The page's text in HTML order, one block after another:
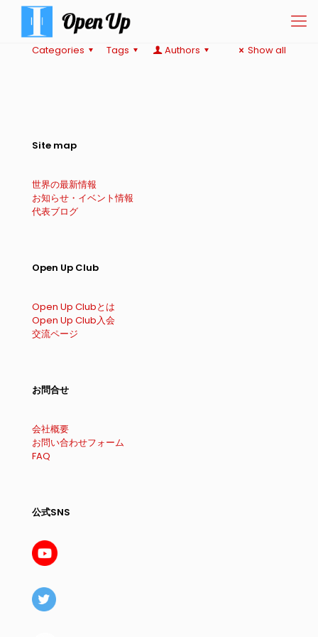
Categories Tags Authors Show all
Site map
世界の最新情報
お知らせ・イベント情報
代表ブログ
Open Up Club
Open Up Clubとは
Open Up Club入会
交流ページ
お問合せ
会社概要
お問い合わせフォーム
FAQ
公式SNS